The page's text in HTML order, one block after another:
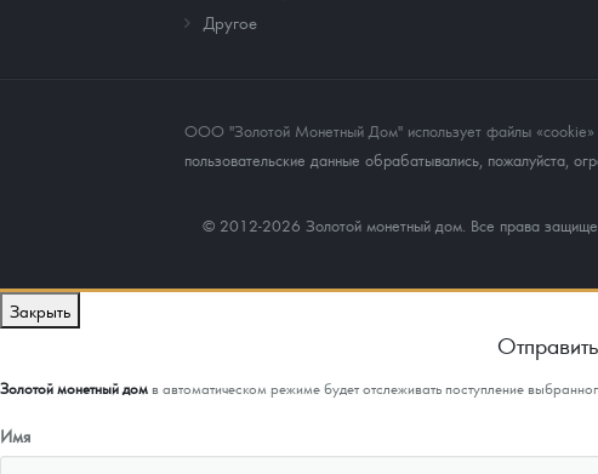
Другое
ООО "Золотой Монетный Дом" использует файлы «cookie»
пользовательские данные обрабатывались, пожалуйста,
© 2012-2026 Золотой монетный дом. Все права
Закрыть
Золотой монетный домв автоматическом режиме будет отслеживать поступление
Имя